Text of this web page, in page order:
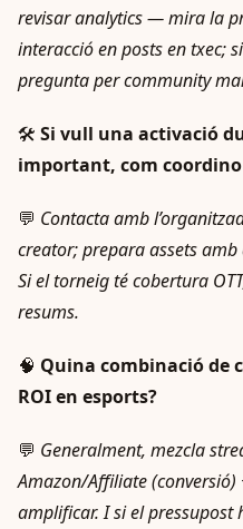
revisar analytics — mira la
interacció en posts en txec;
pregunta per community
🛠️ Si vull una activació
important, com
💬 Contacta amb
creator; prepara assets
Si el torneig té cobertura
resums.
🧠 Quina combinació de
ROI en esports?
💬 Generalment, mezcla
Amazon/Affiliate
amplificar. I si el pressupost